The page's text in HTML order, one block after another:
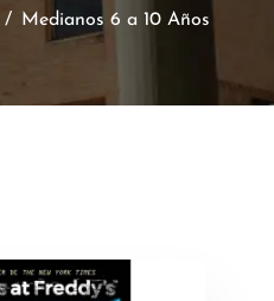
/ Medianos 6 a 10 Años